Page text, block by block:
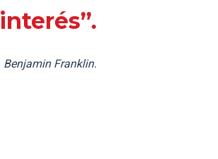
Benjamin Franklin.